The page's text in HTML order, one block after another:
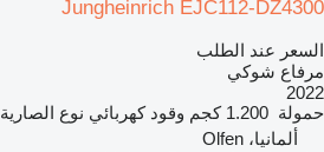
Jungheinrich EJC112-DZ4300
السعر عند الطلب
مرفاع شوكي
2022
حمولة 1.200 كجم وقود كهربائي نوع الصارية
ألمانيا، Olfen